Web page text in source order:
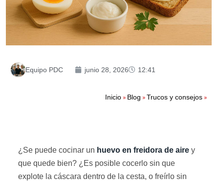
Equipo PDC junio 28, 2026 12:41
Inicio » Blog » Trucos y consejos »
¿Se puede cocinar un huevo en freidora de aire y
que quede bien? ¿Es posible cocerlo sin que
explote la cáscara dentro de la cesta, o freírlo sin